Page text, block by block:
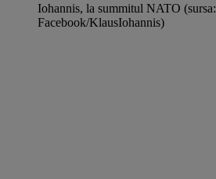
Iohannis, la summitul NATO (sursa:
Facebook/KlausIohannis)